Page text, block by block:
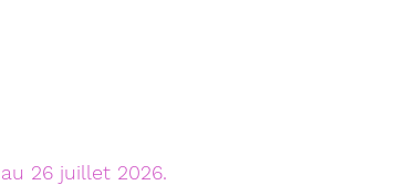
26 juillet 2026.